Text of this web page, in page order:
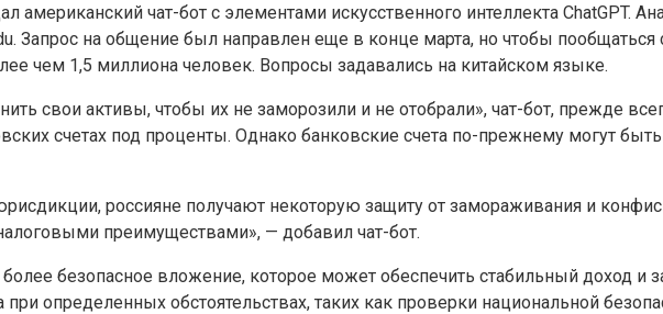
американский чат-бот с элементами искусственного интеллекта ChatGPT.
Запрос на общение был направлен еще в конце марта, но чтобы
чем 1,5 миллиона человек. Вопросы задавались на китайском языке.
свои активы, чтобы их не заморозили и не отобрали», чат-бот, прежде
счетах под проценты. Однако банковские счета по-прежнему могут
россияне получают некоторую защиту от замораживания и
преимуществами», — добавил чат-бот.
безопасное вложение, которое может обеспечить стабильный доход и
определенных обстоятельствах, таких как проверки национальной